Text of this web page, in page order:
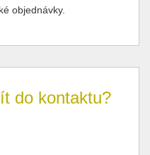
objednávky.
do kontaktu?